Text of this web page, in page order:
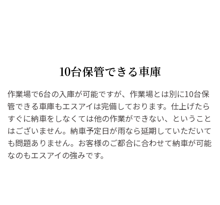
10台保管できる車庫
作業場で6台の入庫が可能ですが、作業場とは別に10台保
管できる車庫もエスアイは完備しております。仕上げたら
すぐに納車をしなくては他の作業ができない、ということ
はございません。納車予定日が雨なら延期していただいて
も問題ありません。お客様のご都合に合わせて納車が可能
なのもエスアイの強みです。